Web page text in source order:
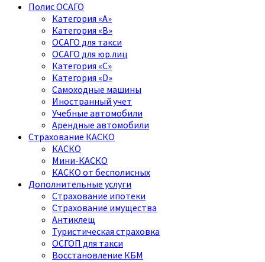
Полис ОСАГО
Категория «A»
Категория «B»
ОСАГО для такси
ОСАГО для юр.лиц
Категория «C»
Категория «D»
Самоходные машины
Иностранный учет
Учебные автомобили
Арендные автомобили
Страхование КАСКО
КАСКО
Мини-КАСКО
КАСКО от бесполисных
Дополнительные услуги
Страхование ипотеки
Страхование имущества
Антиклещ
Туристическая страховка
ОСГОП для такси
Восстановление КБМ